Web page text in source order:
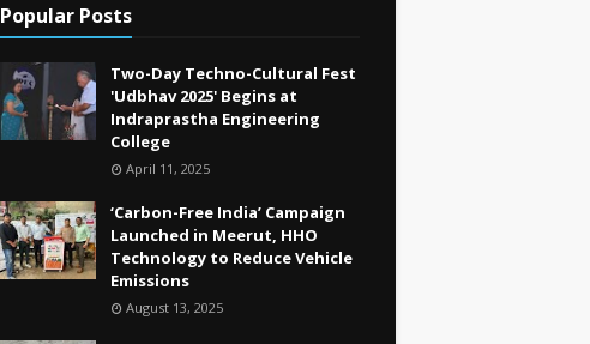
Popular Posts
Two-Day Techno-Cultural Fest
'Udbhav 2025' Begins at
Indraprastha Engineering
College
April 11, 2025
‘Carbon-Free India’ Campaign
Launched in Meerut, HHO
Technology to Reduce Vehicle
Emissions
August 13, 2025